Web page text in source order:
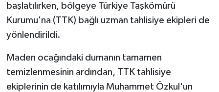
başlatılırken, bölgeye Türkiye Taşkömürü
Kurumu'na (TTK) bağlı uzman tahlisiye ekipleri de
yönlendirildi.
Maden ocağındaki dumanın tamamen
temizlenmesinin ardından, TTK tahlisiye
ekiplerinin de katılımıyla Muhammet Özkul'un